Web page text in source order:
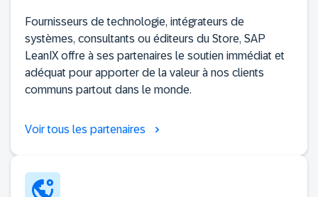
Fournisseurs de technologie, intégrateurs de
systèmes, consultants ou éditeurs du Store, SAP
LeanIX offre à ses partenaires le soutien immédiat et
adéquat pour apporter de la valeur à nos clients
communs partout dans le monde.
Voir tous les partenaires